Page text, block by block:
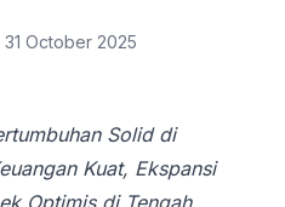
October 2025
Solid di
Kuat, Ekspansi
Optimis di Tengah